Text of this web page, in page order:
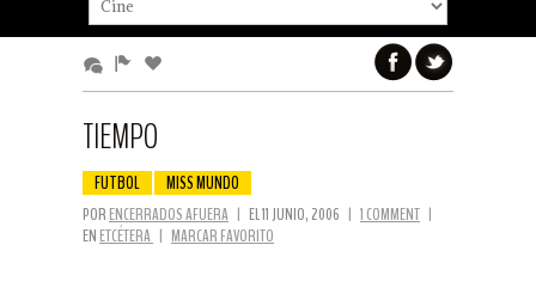
TIEMPO
FUTBOL MISS MUNDO
POR ENCERRADOS AFUERA | EL 11 JUNIO, 2006 | 1 COMMENT |
EN ETCÉTERA | MARCAR FAVORITO